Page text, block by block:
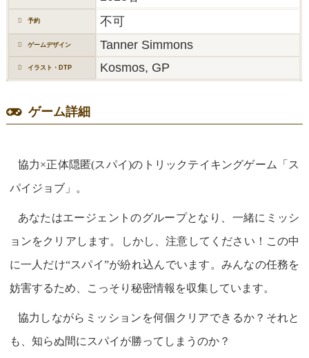
予約 不可
ゲームデザイン Tanner Simmons
イラスト・DTP Kosmos, GP
ゲーム詳細
協力×正体隠匿(スパイ)のトリックテイキングゲーム「ス
パイジョブ」。
あなたはエージェントのグループとなり、一緒にミッシ
ョンをクリアします。しかし、注意してください！この中
に一人だけ“スパイ”が紛れ込んでいます。みんなの任務を
妨害するため、こっそり秘密情報を収集しています。
協力しながらミッションを何個クリアできるか？それと
も、知らぬ間にスパイが勝ってしまうのか？